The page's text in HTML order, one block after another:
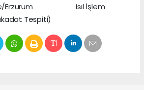
Erzurum Isıl İşlem
Tespiti)